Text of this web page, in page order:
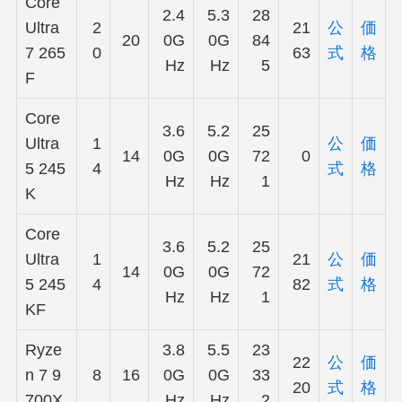
Ultra
7 265
F
2
0
20
2.4
0G
Hz
5.3
0G
Hz
28
84
5
21
63
公
式
価
格
Core
Ultra
5 245
K
1
4
14
3.6
0G
Hz
5.2
0G
Hz
25
72
1
0
公
式
価
格
Core
Ultra
5 245
KF
1
4
14
3.6
0G
Hz
5.2
0G
Hz
25
72
1
21
82
公
式
価
格
Ryze
n 7 9
8 16
3.8
0G
5.5
0G
23
33
22
20
公
式
価
格